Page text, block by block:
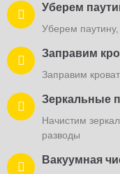
Уберем
Уберем
Заправим
Заправим
Зеркальные
Начистим
разводы
Вакуумная
Протрем
Обезжирим и
окон). Протрем
Вымоем и
безпенным
Отполируем
элементы
Отполируем
Вымоем пол
Вымоем пол
Вынесем
Вынесем мусор